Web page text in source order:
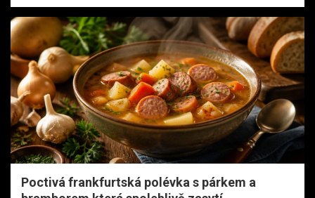
Poctivá frankfurtská polévka s párkem a